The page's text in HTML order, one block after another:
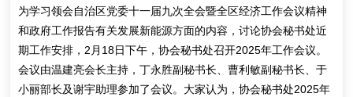
为学习领会自治区党委十一届九次全会暨全区经济工作会议精神
和政府工作报告有关发展新能源方面的内容，讨论协会秘书处近
期工作安排，2月18日下午，协会秘书处召开2025年工作会议。
会议由温建亮会长主持，丁永胜副秘书长、曹利敏副秘书长、于
小丽部长及谢宇助理参加了会议。大家认为，协会秘书处2025年